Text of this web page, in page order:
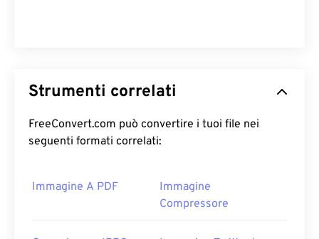
Strumenti correlati
FreeConvert.com può convertire i tuoi file nei
seguenti formati correlati:
Immagine A PDF
Immagine
Compressore